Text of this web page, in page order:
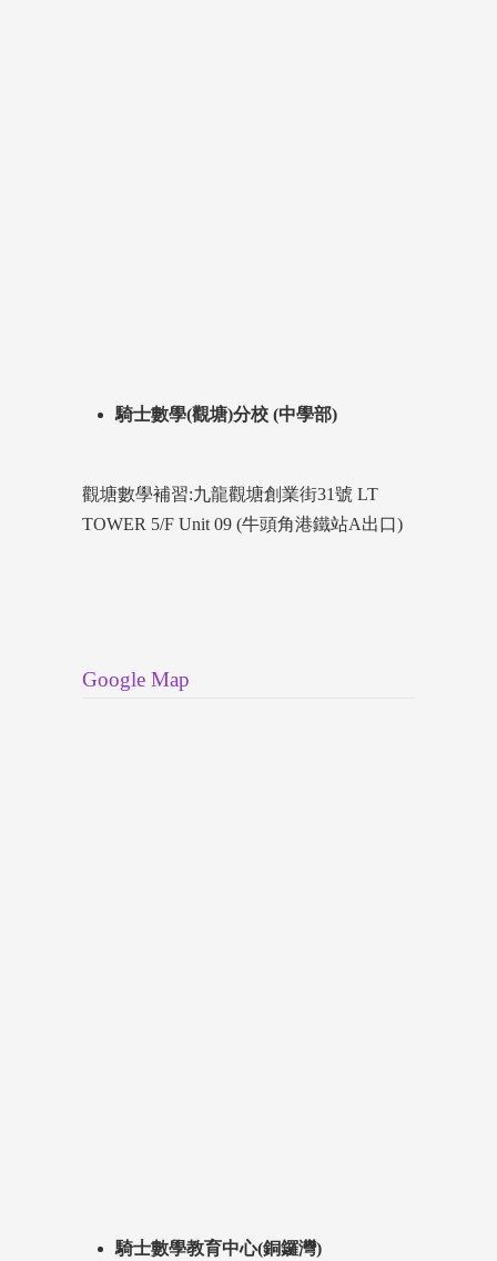
騎士數學(觀塘)分校 (中學部)
觀塘數學補習:九龍觀塘創業街31號 LT
TOWER 5/F Unit 09 (牛頭角港鐵站A出口)
Google Map
騎士數學教育中心(銅鑼灣)